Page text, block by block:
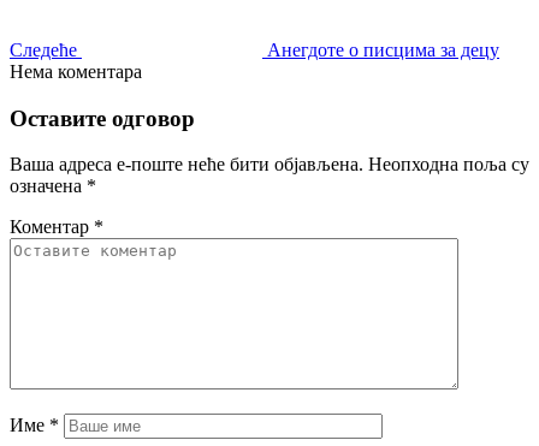
Следеће
Анегдоте о писцима за децу
Нема коментара
Оставите одговор
Ваша адреса е-поште неће бити објављена. Неопходна поља су
означена *
Коментар *
Име *